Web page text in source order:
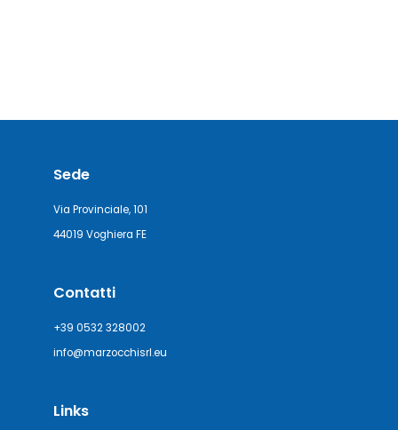
Sede
Via Provinciale, 101
44019 Voghiera FE
Contatti
+39 0532 328002
info@marzocchisrl.eu
Links